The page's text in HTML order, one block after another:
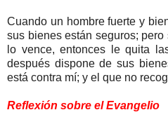
Cuando un hombre fuerte y
sus bienes están seguros;
lo vence, entonces le quita
después dispone de sus
está contra mí; y el que no
Reflexión sobre el Evangelio